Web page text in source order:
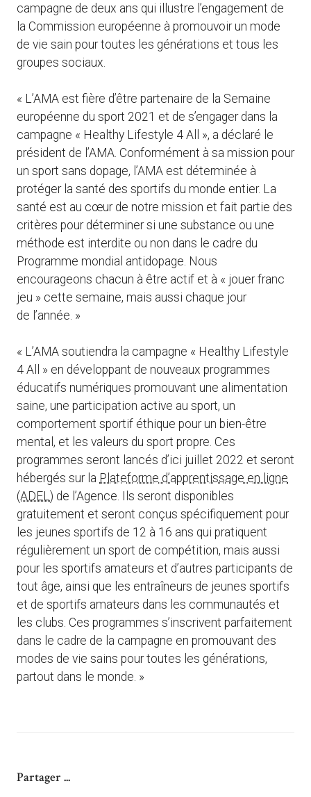
campagne de deux ans qui illustre l’engagement de
la Commission européenne à promouvoir un mode
de vie sain pour toutes les générations et tous les
groupes sociaux.
« L’AMA est fière d’être partenaire de la Semaine
européenne du sport 2021 et de s’engager dans la
campagne « Healthy Lifestyle 4 All », a déclaré le
président de l’AMA. Conformément à sa mission pour
un sport sans dopage, l’AMA est déterminée à
protéger la santé des sportifs du monde entier. La
santé est au cœur de notre mission et fait partie des
critères pour déterminer si une substance ou une
méthode est interdite ou non dans le cadre du
Programme mondial antidopage. Nous
encourageons chacun à être actif et à « jouer franc
jeu » cette semaine, mais aussi chaque jour
de l’année. »
« L’AMA soutiendra la campagne « Healthy Lifestyle
4 All » en développant de nouveaux programmes
éducatifs numériques promouvant une alimentation
saine, une participation active au sport, un
comportement sportif éthique pour un bien-être
mental, et les valeurs du sport propre. Ces
programmes seront lancés d’ici juillet 2022 et seront
hébergés sur la Plateforme d’apprentissage en ligne
(ADEL) de l’Agence. Ils seront disponibles
gratuitement et seront conçus spécifiquement pour
les jeunes sportifs de 12 à 16 ans qui pratiquent
régulièrement un sport de compétition, mais aussi
pour les sportifs amateurs et d’autres participants de
tout âge, ainsi que les entraîneurs de jeunes sportifs
et de sportifs amateurs dans les communautés et
les clubs. Ces programmes s’inscrivent parfaitement
dans le cadre de la campagne en promouvant des
modes de vie sains pour toutes les générations,
partout dans le monde. »
Partager ...